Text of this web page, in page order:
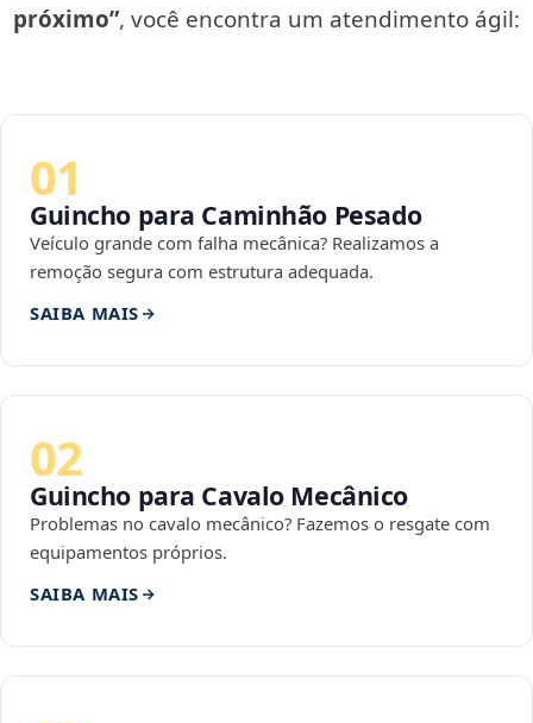
próximo”, você encontra um atendimento ágil:
01
Guincho para Caminhão Pesado
Veículo grande com falha mecânica? Realizamos a
remoção segura com estrutura adequada.
SAIBA MAIS
02
Guincho para Cavalo Mecânico
Problemas no cavalo mecânico? Fazemos o resgate com
equipamentos próprios.
SAIBA MAIS